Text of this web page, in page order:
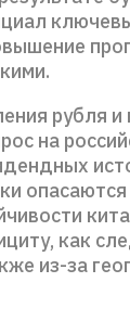
рубля
на
как
из-за